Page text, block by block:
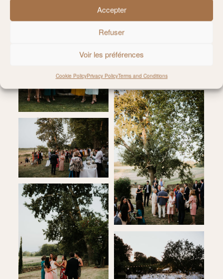
Accepter
Refuser
Voir les préférences
Cookie PolicyPrivacy PolicyTerms and Conditions